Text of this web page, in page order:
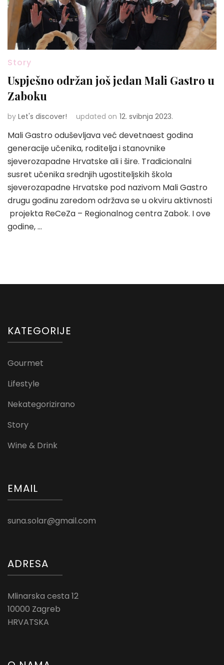
Story
Uspješno održan još jedan Mali Gastro u
Zaboku
by Let's discover! updated on 12. svibnja 2023.
Mali Gastro oduševljava već devetnaest godina
generacije učenika, roditelja i stanovnike
sjeverozapadne Hrvatske ali i šire. Tradicionalni
susret učenika srednjih ugostiteljskih škola
sjeverozapadne Hrvatske pod nazivom Mali Gastro
drugu godinu zaredom održava se u okviru aktivnosti
projekta ReCeZa – Regionalnog centra Zabok. I ove
godine, …
KATEGORIJE
Gourmet
Lifestyle
Nekategorizirano
Story
Wine & Drink
EMAIL
suna.solar@gmail.com
ADRESA
Mlinarska cesta 12
10000 Zagreb
HRVATSKA